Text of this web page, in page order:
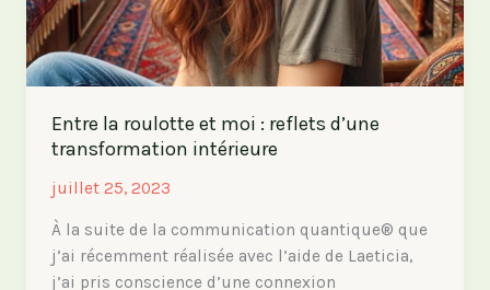
Entre la roulotte et moi : reflets d’une
transformation intérieure
juillet 25, 2023
À la suite de la communication quantique® que
j’ai récemment réalisée avec l’aide de Laeticia,
j’ai pris conscience d’une connexion